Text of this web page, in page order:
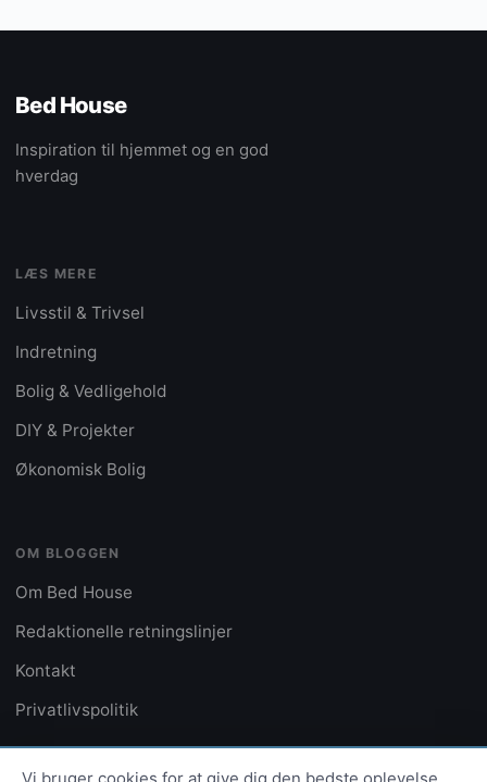
Bed House
Inspiration til hjemmet og en god
hverdag
LÆS MERE
Livsstil & Trivsel
Indretning
Bolig & Vedligehold
DIY & Projekter
Økonomisk Bolig
OM BLOGGEN
Om Bed House
Redaktionelle retningslinjer
Kontakt
Privatlivspolitik